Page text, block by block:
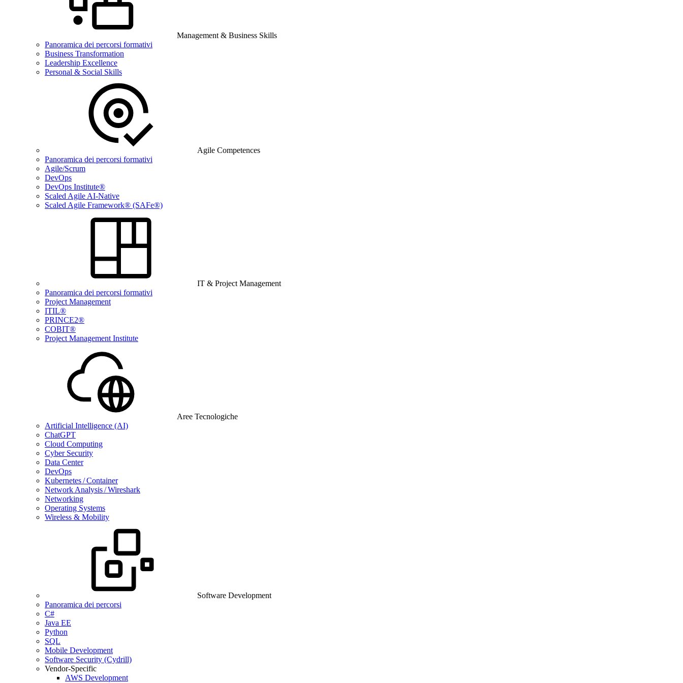
Management & Business Skills
Panoramica dei percorsi formativi
Business Transformation
Leadership Excellence
Personal & Social Skills
Agile Competences
Panoramica dei percorsi formativi
Agile/Scrum
DevOps
DevOps Institute®
Scaled Agile AI-Native
Scaled Agile Framework® (SAFe®)
IT & Project Management
Panoramica dei percorsi formativi
Project Management
ITIL®
PRINCE2®
COBIT®
Project Management Institute
Aree Tecnologiche
Artificial Intelligence (AI)
ChatGPT
Cloud Computing
Cyber Security
Data Center
DevOps
Kubernetes / Container
Network Analysis / Wireshark
Networking
Operating Systems
Wireless & Mobility
Software Development
Panoramica dei percorsi
C#
Java EE
Python
SQL
Mobile Development
Software Security (Cydrill)
Vendor-Specific
AWS Development